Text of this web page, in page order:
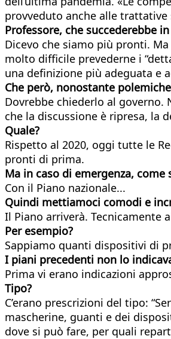
provveduto anche alle trattative
Professore, che succederebbe
Dicevo che siamo più pronti.
molto difficile prevederne i
una definizione più adeguata e
Che però, nonostante
Dovrebbe chiederlo al
che la discussione è ripresa, la
Quale?
Rispetto al 2020, oggi tutte le
pronti di prima.
Ma in caso di emergenza,
Con il Piano nazionale...
Quindi mettiamoci comodi e
Il Piano arriverà. Tecnicamente
Per esempio?
Sappiamo quanti dispositivi di
I piani precedenti non lo
Prima vi erano indicazioni
Tipo?
C’erano prescrizioni del tipo:
mascherine, guanti e dei
dove si può fare, per quali